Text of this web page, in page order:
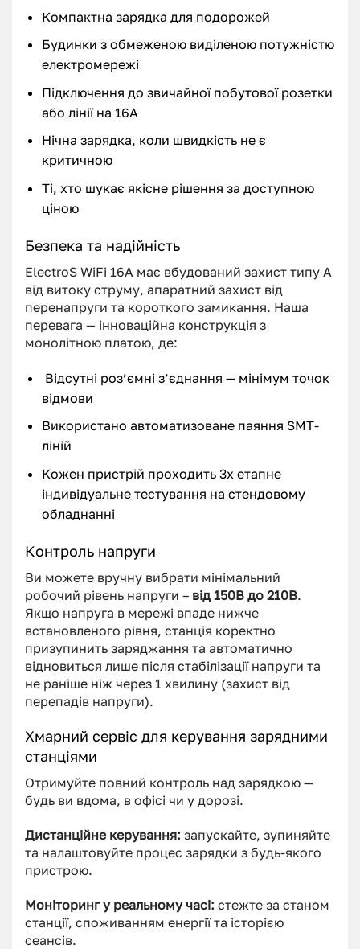
Компактна зарядка для подорожей
Будинки з обмеженою виділеною потужністю
електромережі
Підключення до звичайної побутової розетки
або лінії на 16А
Нічна зарядка, коли швидкість не є
критичною
Ті, хто шукає якісне рішення за доступною
ціною
Безпека та надійність
ElectroS WiFi 16А має вбудований захист типу А
від витоку струму, апаратний захист від
перенапруги та короткого замикання. Наша
перевага — інноваційна конструкція з
монолітною платою, де:
Відсутні роз’ємні з’єднання — мінімум точок
відмови
Використано автоматизоване паяння SMT-
ліній
Кожен пристрій проходить 3х етапне
індивідуальне тестування на стендовому
обладнанні
Контроль напруги
Ви можете вручну вибрати мінімальний
робочий рівень напруги – від 150В до 210В.
Якщо напруга в мережі впаде нижче
встановленого рівня, станція коректно
призупинить заряджання та автоматично
відновиться лише після стабілізації напруги та
не раніше ніж через 1 хвилину (захист від
перепадів напруги).
Хмарний сервіс для керування зарядними
станціями
Отримуйте повний контроль над зарядкою —
будь ви вдома, в офісі чи у дорозі.
Дистанційне керування: запускайте, зупиняйте
та налаштовуйте процес зарядки з будь-якого
пристрою.
Моніторинг у реальному часі: стежте за станом
станції, споживанням енергії та історією
сеансів.